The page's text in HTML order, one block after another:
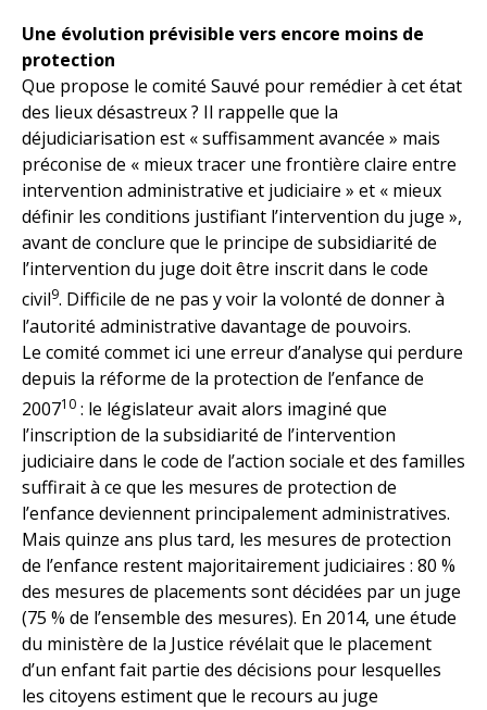
Une évolution prévisible vers encore moins de
protection
Que propose le comité Sauvé pour remédier à cet état
des lieux désastreux ? Il rappelle que la
déjudiciarisation est « suffisamment avancée » mais
préconise de « mieux tracer une frontière claire entre
intervention administrative et judiciaire » et « mieux
définir les conditions justifiant l’intervention du juge »,
avant de conclure que le principe de subsidiarité de
l’intervention du juge doit être inscrit dans le code
civil9. Difficile de ne pas y voir la volonté de donner à
l’autorité administrative davantage de pouvoirs.
Le comité commet ici une erreur d’analyse qui perdure
depuis la réforme de la protection de l’enfance de
200710 : le législateur avait alors imaginé que
l’inscription de la subsidiarité de l’intervention
judiciaire dans le code de l’action sociale et des familles
suffirait à ce que les mesures de protection de
l’enfance deviennent principalement administratives.
Mais quinze ans plus tard, les mesures de protection
de l’enfance restent majoritairement judiciaires : 80 %
des mesures de placements sont décidées par un juge
(75 % de l’ensemble des mesures). En 2014, une étude
du ministère de la Justice révélait que le placement
d’un enfant fait partie des décisions pour lesquelles
les citoyens estiment que le recours au juge